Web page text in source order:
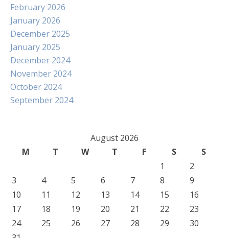
February 2026
January 2026
December 2025
January 2025
December 2024
November 2024
October 2024
September 2024
August 2026
M
T W T F S
S
1
2
3
4 5 6 7 8
9
10
11 12 13 14 15
16
17
18 19 20 21 22
23
24
25 26 27 28 29
30